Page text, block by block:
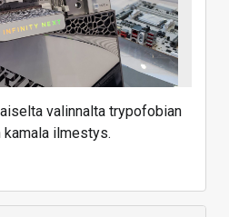
valinnalta trypofobian
kamala ilmestys.